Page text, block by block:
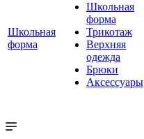
Школьная
форма
Школьная
форма
Трикотаж
Верхняя
одежда
Брюки
Аксессуары